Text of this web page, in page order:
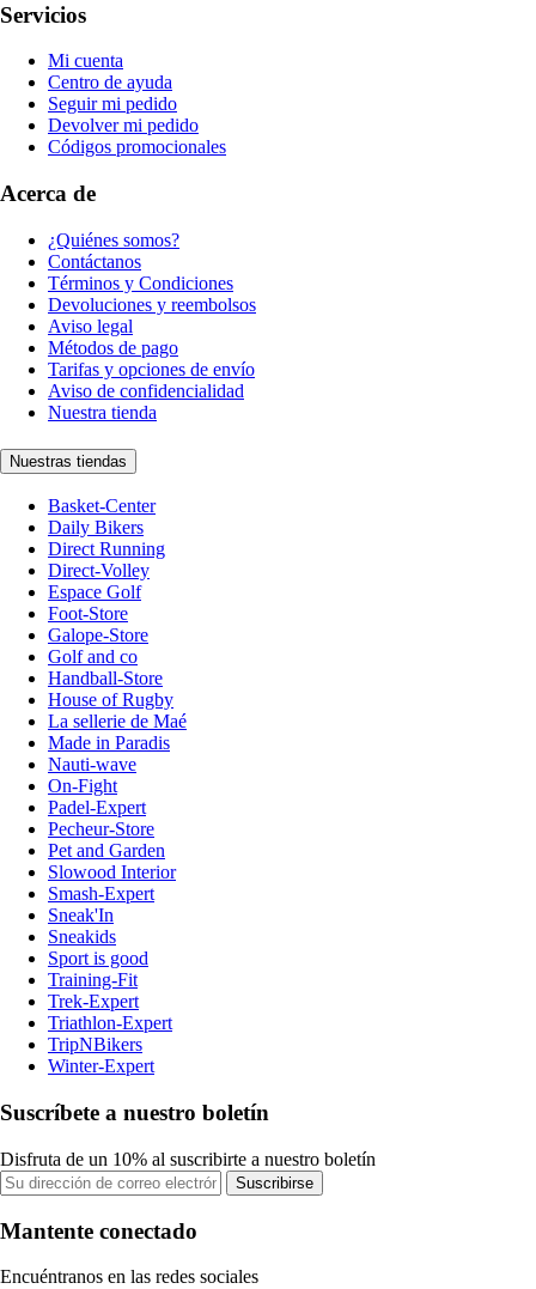
Servicios
Mi cuenta
Centro de ayuda
Seguir mi pedido
Devolver mi pedido
Códigos promocionales
Acerca de
¿Quiénes somos?
Contáctanos
Términos y Condiciones
Devoluciones y reembolsos
Aviso legal
Métodos de pago
Tarifas y opciones de envío
Aviso de confidencialidad
Nuestra tienda
Nuestras tiendas
Basket-Center
Daily Bikers
Direct Running
Direct-Volley
Espace Golf
Foot-Store
Galope-Store
Golf and co
Handball-Store
House of Rugby
La sellerie de Maé
Made in Paradis
Nauti-wave
On-Fight
Padel-Expert
Pecheur-Store
Pet and Garden
Slowood Interior
Smash-Expert
Sneak'In
Sneakids
Sport is good
Training-Fit
Trek-Expert
Triathlon-Expert
TripNBikers
Winter-Expert
Suscríbete a nuestro boletín
Disfruta de un 10% al suscribirte a nuestro boletín
Suscribirse
Mantente conectado
Encuéntranos en las redes sociales